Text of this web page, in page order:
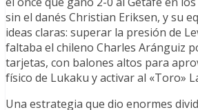
sin el danés Christian Eriksen, y su
ideas claras: superar la presión de
faltaba el chileno Charles Aránguiz
tarjetas, con balones altos para
físico de Lukaku y activar al «Toro»
Una estrategia que dio enormes